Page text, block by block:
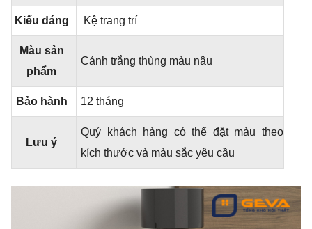
Kiểu dáng Kệ trang trí
Màu sản
phẩm
Cánh trắng thùng màu nâu
Bảo hành 12 tháng
Lưu ý
Quý khách hàng có thể đặt màu theo
kích thước và màu sắc yêu cầu